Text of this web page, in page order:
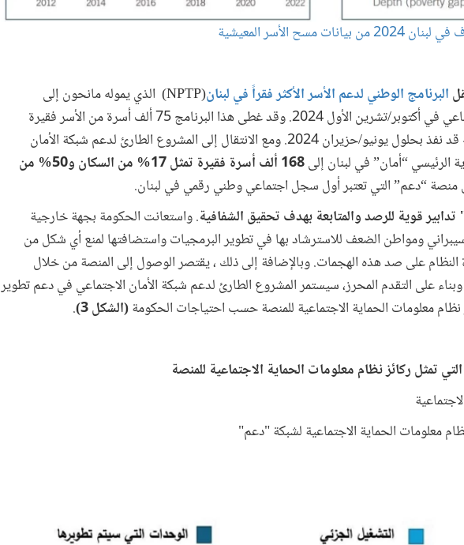
مسح الأسر المعيشية
البرنامج الوطني لدعم الأسر الأكثر فقراً في لبنان
(NPTP) الذي يموله مانحون إلى
المشروع الطارئ لدعم شبكة الأمان الاجتماعي في أكتوبر/تشرين الأول 2024. وقد غطى هذا البرنامج 75 ألف أسرة من الأسر فقيرة
والأكثر احتياجاً، لكن التمويل المخصص له قد نفذ بحلول يونيو/حزيران 2024. ومع الانتقال إلى المشروع الطارئ لدعم شبكة الأمان
الرئيسي “أمان” في لبنان إلى
168 ألف أسرة فقيرة تمثل 17% من السكان و50% من
منصة “دعم” التي تعتبر أول سجل اجتماعي وطني رقمي في لبنان.
قوية للرصد والمتابعة بهدف تحقيق الشفافية. واستعانت الحكومة بجهة خارجية
ومواطن الضعف للاسترشاد بها في تطوير البرمجيات واستضافتها لمنع أي شكل من
على صد هذه الهجمات. وبالإضافة إلى ذلك ، يقتصر الوصول إلى المنصة من خلال
على التقدم المحرز، سيستمر المشروع الطارئ لدعم شبكة الأمان الاجتماعي في دعم تطوير
معلومات الحماية الاجتماعية للمنصة حسب احتياجات الحكومة(الشكل 3) .
معلومات الحماية الاجتماعية لشبكة "دعم"